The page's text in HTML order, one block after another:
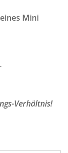
Mini
Verhältnis!